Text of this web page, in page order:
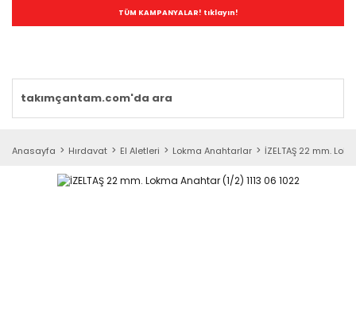
TÜM KAMPANYALAR! tıklayın!
Anasayfa Hırdavat El Aletleri Lokma Anahtarlar İZELTAŞ 22 mm.